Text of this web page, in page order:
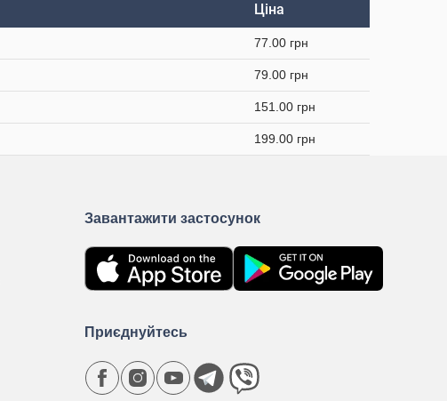
Ціна
77.00 грн
79.00 грн
151.00 грн
199.00 грн
Завантажити застосунок
Приєднуйтесь